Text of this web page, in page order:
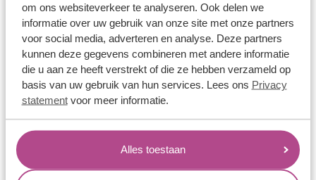
om ons websiteverkeer te analyseren. Ook delen we
informatie over uw gebruik van onze site met onze partners
voor social media, adverteren en analyse. Deze partners
kunnen deze gegevens combineren met andere informatie
die u aan ze heeft verstrekt of die ze hebben verzameld op
basis van uw gebruik van hun services. Lees ons Privacy
statementvoor meer informatie.
Alles toestaan
Ons aanbod
Trouwringen
Memoireringen
Verlovingsringen
Vriendschapsringen
Over ons